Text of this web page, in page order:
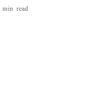
min read